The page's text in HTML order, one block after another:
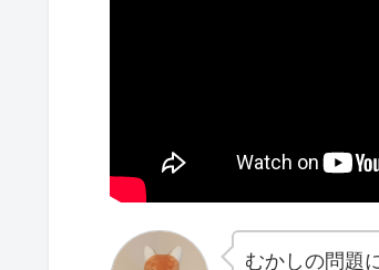
むかしの問題